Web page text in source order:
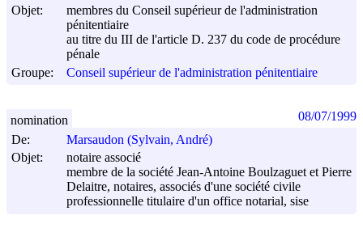
Objet:
membres du Conseil supérieur de l'administration
pénitentiaire
au titre du III de l'article D. 237 du code de procédure
pénale
Groupe:
Conseil supérieur de l'administration pénitentiaire
De:
Marsaudon (Sylvain, André)
Objet:
notaire associé
membre de la société Jean-Antoine Boulzaguet et Pierre
Delaitre, notaires, associés d'une société civile
professionnelle titulaire d'un office notarial, sise
nomination 08/07/1999